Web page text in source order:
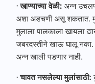
·खाण्याच्या वेळी: अन्न
अशा अडचणी असू शकतात.
मुलाला पालकाला खायला
जबरदस्तीने खाऊ घालू नका.
अन्न खाली पडणार नाही.
·चावत नसलेल्या मुलांसाठी: